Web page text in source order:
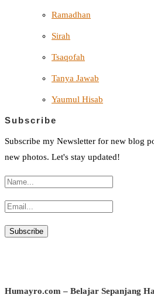
Ramadhan
Sirah
Tsaqofah
Tanya Jawab
Yaumul Hisab
Subscribe
Subscribe my Newsletter for new blog
new photos. Let's stay updated!
Humayro.com – Belajar Sepanjang